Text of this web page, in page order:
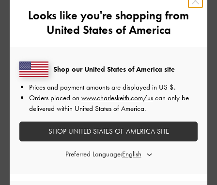
とてもよかった
もっと見る
このレビューは役に立ちましたか？
Looks like you're shopping from
United States of America
Shop our United States of America site
Prices and payment amounts are displayed in US $.
Orders placed on www.charleskeith.com/us can only be
delivered within United States of America.
SHOP UNITED STATES OF AMERICA SITE
Preferred Language: